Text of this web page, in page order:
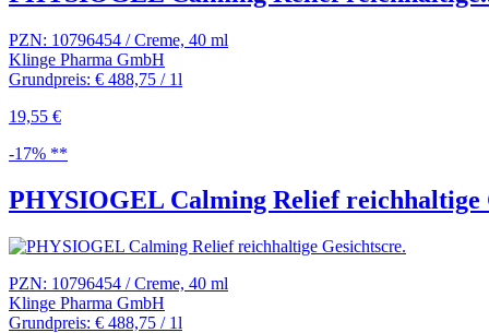
PZN: 10796454 / Creme, 40 ml
Klinge Pharma GmbH
Grundpreis: € 488,75 / 1l
19,55 €
-17% **
PHYSIOGEL Calming Relief reichhaltige
PZN: 10796454 / Creme, 40 ml
Klinge Pharma GmbH
Grundpreis: € 488,75 / 1l